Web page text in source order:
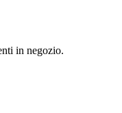
in negozio.